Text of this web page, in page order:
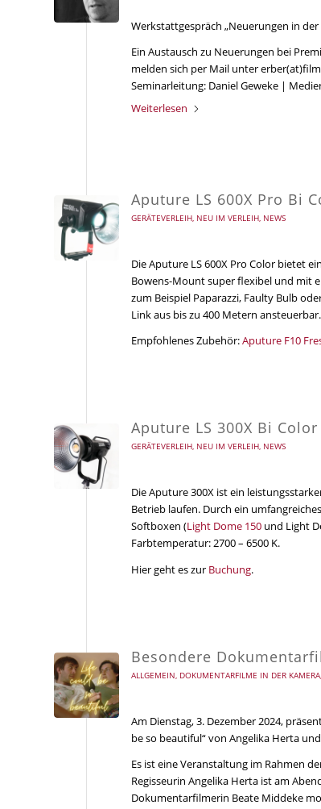
Werkstattgespräch „Neuerungen in der
Ein Austausch zu Neuerungen bei
melden sich per Mail unter
Seminarleitung: Daniel Geweke |
Weiterlesen
Aputure LS 600X Pro Bi
GERÄTEVERLEIH, NEU IM VERLEIH, NEWS
Die Aputure LS 600X Pro Color bietet
Bowens-Mount super flexibel und mit
zum Beispiel Paparazzi, Faulty Bulb
Link aus bis zu 400 Metern
Empfohlenes Zubehör:Aputure F10
Aputure LS 300X Bi
GERÄTEVERLEIH, NEU IM VERLEIH, NEWS
Die Aputure 300X ist ein
Betrieb laufen. Durch ein
Softboxen (Light Dome 150 und Light
Farbtemperatur: 2700 – 6500 K.
Hier geht es zur Buchung.
Besondere
ALLGEMEIN DOKUMENTARFILME IN DER KAMERA
Am Dienstag, 3. Dezember 2024,
be so beautiful“ von Angelika Herta
Es ist eine Veranstaltung im Rahmen
Regisseurin Angelika Herta ist am
Dokumentarfilmerin Beate Middeke